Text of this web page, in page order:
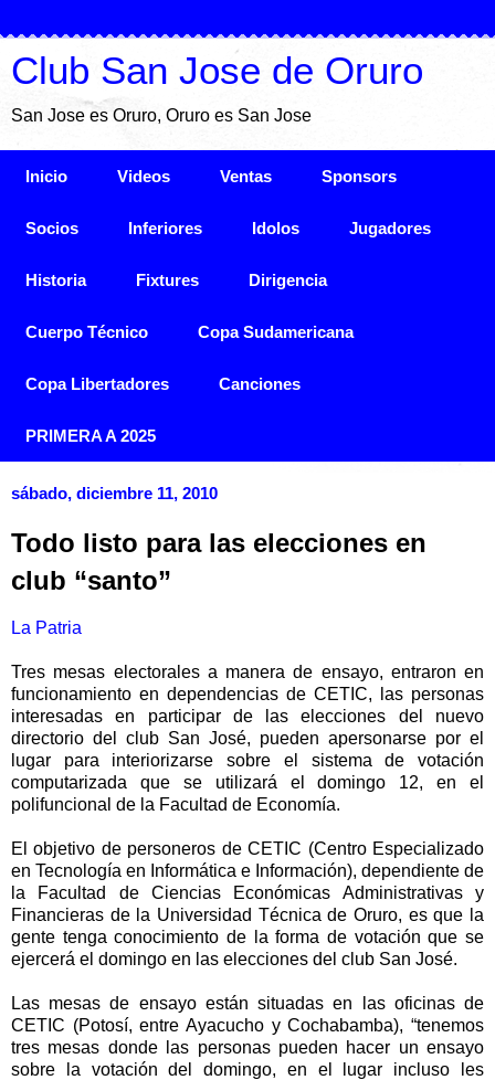
Club San Jose de Oruro
San Jose es Oruro, Oruro es San Jose
Inicio Videos Ventas Sponsors
Socios Inferiores Idolos Jugadores
Historia Fixtures Dirigencia
Cuerpo Técnico Copa Sudamericana
Copa Libertadores Canciones
PRIMERA A 2025
sábado, diciembre 11, 2010
Todo listo para las elecciones en
club “santo”
La Patria
Tres mesas electorales a manera de ensayo, entraron en
funcionamiento en dependencias de CETIC, las personas
interesadas en participar de las elecciones del nuevo
directorio del club San José, pueden apersonarse por el
lugar para interiorizarse sobre el sistema de votación
computarizada que se utilizará el domingo 12, en el
polifuncional de la Facultad de Economía.
El objetivo de personeros de CETIC (Centro Especializado
en Tecnología en Informática e Información), dependiente de
la Facultad de Ciencias Económicas Administrativas y
Financieras de la Universidad Técnica de Oruro, es que la
gente tenga conocimiento de la forma de votación que se
ejercerá el domingo en las elecciones del club San José.
Las mesas de ensayo están situadas en las oficinas de
CETIC (Potosí, entre Ayacucho y Cochabamba), “tenemos
tres mesas donde las personas pueden hacer un ensayo
sobre la votación del domingo, en el lugar incluso les